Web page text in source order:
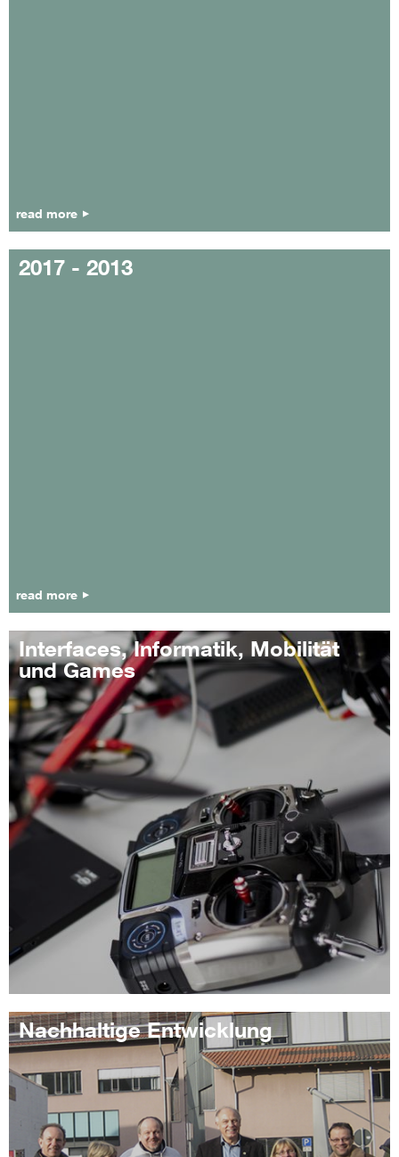
read more
2017 - 2013
read more
Interfaces, Informatik, Mobilität
und Games
Nachhaltige Entwicklung